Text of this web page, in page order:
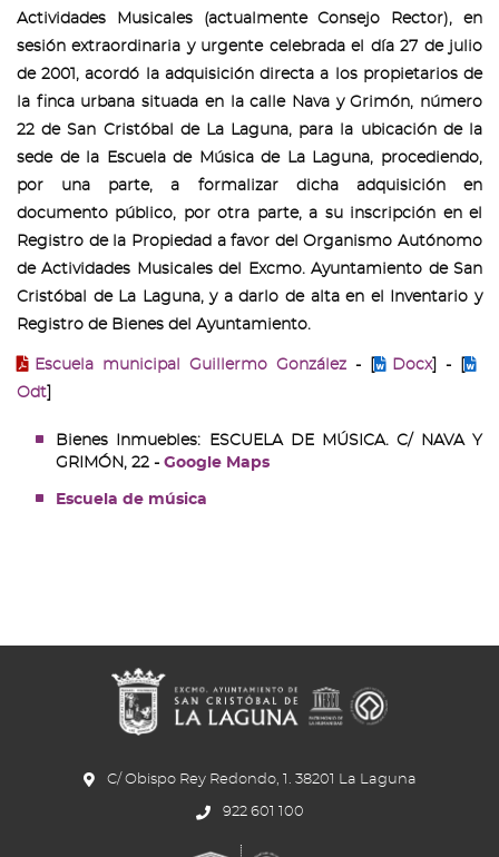
Actividades Musicales (actualmente Consejo Rector), en
sesión extraordinaria y urgente celebrada el día 27 de julio
de 2001, acordó la adquisición directa a los propietarios de
la finca urbana situada en la calle Nava y Grimón, número
22 de San Cristóbal de La Laguna, para la ubicación de la
sede de la Escuela de Música de La Laguna, procediendo,
por una parte, a formalizar dicha adquisición en
documento público, por otra parte, a su inscripción en el
Registro de la Propiedad a favor del Organismo Autónomo
de Actividades Musicales del Excmo. Ayuntamiento de San
Cristóbal de La Laguna, y a darlo de alta en el Inventario y
Registro de Bienes del Ayuntamiento.
Escuela municipal Guillermo González - [ Docx] - [
Odt
Bienes Inmuebles: ESCUELA DE MÚSICA. C/ NAVA Y
GRIMÓN, 22 - Google Maps
Escuela de música
C/ Obispo Rey Redondo, 1. 38201 La Laguna
922 601 100